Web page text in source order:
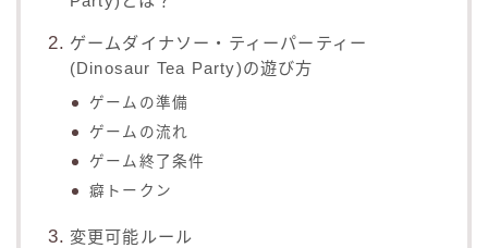
ゲームダイナソー・ティーパーティー
(Dinosaur Tea Party)の遊び方
ゲームの準備
ゲームの流れ
ゲーム終了条件
癖トークン
変更可能ルール